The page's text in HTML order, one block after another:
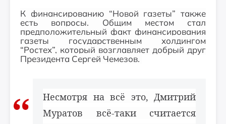
К финансированию “Новой газеты” также
есть вопросы. Общим местом стал
предположительный факт финансирования
газеты государственным холдингом
“Ростех”, который возглавляет добрый друг
Президента Сергей Чемезов.
Несмотря на всё это, Дмитрий
Муратов всё-таки считается